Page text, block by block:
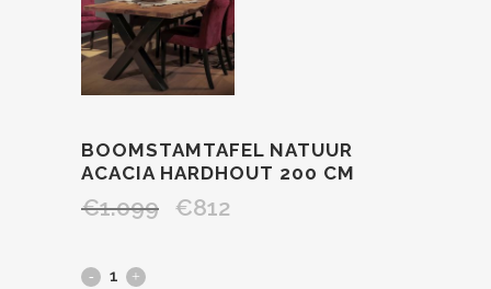
BOOMSTAMTAFEL NATUUR
ACACIA HARDHOUT 200 CM
€1.099 €812